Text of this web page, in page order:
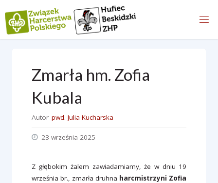
do
treści
on line
Zmarła hm. Zofia
Kubala
Autor pwd. Julia Kucharska
23 września 2025
Z głębokim żalem zawiadamiamy, że w dniu 19
września br., zmarła druhna harcmistrzyni Zofia